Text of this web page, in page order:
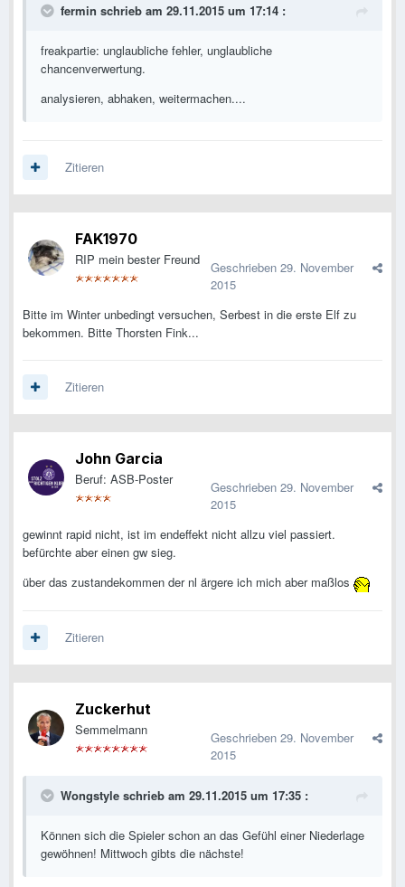
fermin schrieb am 29.11.2015 um 17:14 :
freakpartie: unglaubliche fehler, unglaubliche
chancenverwertung.
analysieren, abhaken, weitermachen....
Zitieren
FAK1970
RIP mein bester Freund Geschrieben 29. November
2015
Bitte im Winter unbedingt versuchen, Serbest in die erste Elf zu
bekommen. Bitte Thorsten Fink...
Zitieren
John Garcia
Beruf: ASB-Poster Geschrieben 29. November
2015
gewinnt rapid nicht, ist im endeffekt nicht allzu viel passiert.
befürchte aber einen gw sieg.
über das zustandekommen der nl ärgere ich mich aber maßlos
Zitieren
Zuckerhut
Semmelmann Geschrieben 29. November
2015
Wongstyle schrieb am 29.11.2015 um 17:35 :
Können sich die Spieler schon an das Gefühl einer Niederlage
gewöhnen! Mittwoch gibts die nächste!